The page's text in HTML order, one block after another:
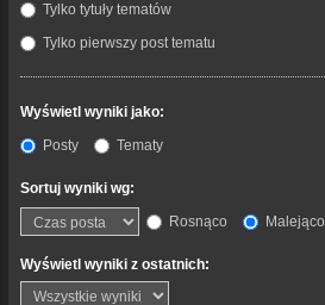
Tylko tytuły tematów
Tylko pierwszy post tematu
Wyświetl wyniki jako:
Posty
Tematy
Sortuj wyniki wg:
Rosnąco
Malejąco
Wyświetl wyniki z ostatnich: